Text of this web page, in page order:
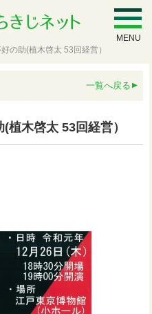
MENU
の助(植木啓太 53回経営）
一覧へ戻る
植木啓太 53回経営）